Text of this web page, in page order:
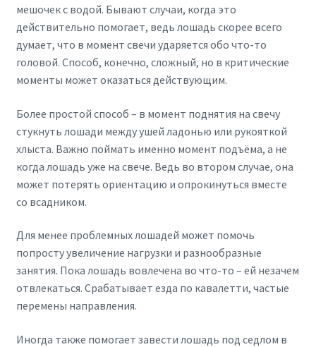
мешочек с водой. Бывают случаи, когда это
действительно помогает, ведь лошадь скорее всего
думает, что в момент свечи ударяется обо что-то
головой. Способ, конечно, сложный, но в критические
моменты может оказаться действующим.
Более простой способ – в момент поднятия на свечу
стукнуть лошади между ушей ладонью или рукояткой
хлыста. Важно поймать именно момент подъёма, а не
когда лошадь уже на свече. Ведь во втором случае, она
может потерять ориентацию и опрокинуться вместе
со всадником.
Для менее проблемных лошадей может помочь
попросту увеличение нагрузки и разнообразные
занятия. Пока лошадь вовлечена во что-то – ей незачем
отвлекаться. Срабатывает езда по кавалетти, частые
перемены направления.
Иногда также помогает завести лошадь под седлом в